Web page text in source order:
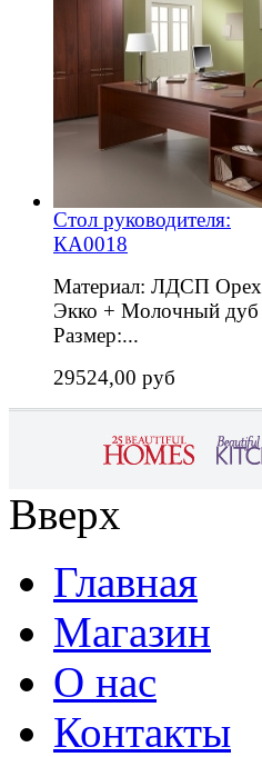
Стол руководителя:
КА0018
Материал: ЛДСП Орех
Экко + Молочный дуб
Размер:...
29524,00 руб
Вверх
Главная
Магазин
О нас
Контакты